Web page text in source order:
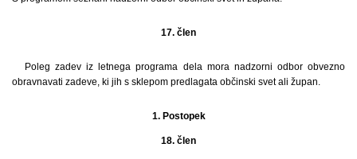
17. člen
Poleg zadev iz letnega programa dela mora nadzorni odbor obvezno
obravnavati zadeve, ki jih s sklepom predlagata občinski svet ali župan.
1. Postopek
18. člen